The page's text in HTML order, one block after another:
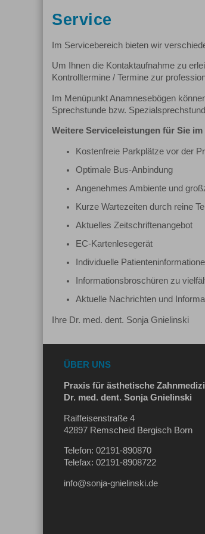
Service
Im Servicebereich bieten wir
Um Ihnen die Kontaktaufnahme zu
Kontrolltermine / Termine zur
Im Menüpunkt Anamnesebögen
Sprechstunde bzw.
Weitere Serviceleistungen für Sie
Kostenfreie Parkplätze vor der
Optimale Bus-Anbindung
Angenehmes Ambiente und
Kurze Wartezeiten durch reine
Aktuelles Zeitschriftenangebot
EC-Kartenlesegerät
Individuelle
Informationsbroschüren zu
Aktuelle Nachrichten und
Ihre Dr. med. dent. Sonja Gnielinski
ÜBER UNS
Praxis für ästhetische
Dr. med. dent. Sonja Gnielinski
Raiffeisenstraße 4
42897 Remscheid Bergisch Born
Telefon: 02191-890870
Telefax: 02191-8908722
info@sonja-gnielinski.de